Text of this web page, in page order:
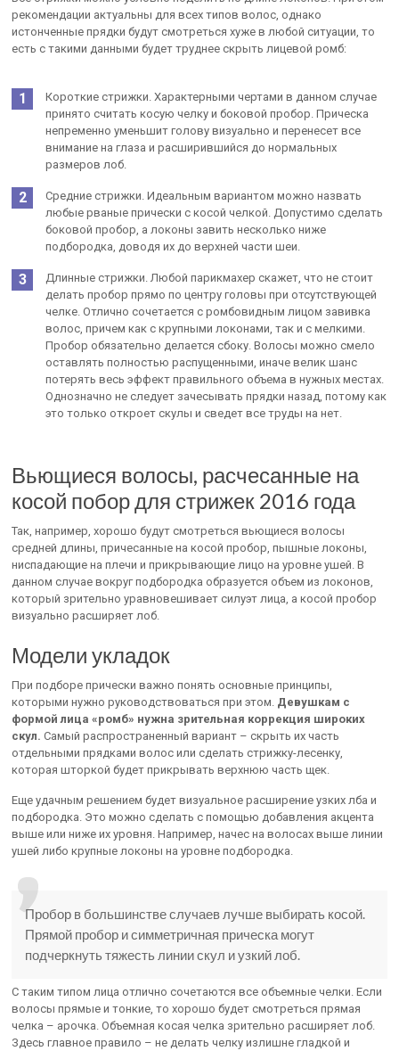
рекомендации актуальны для всех типов волос, однако
истонченные прядки будут смотреться хуже в любой ситуации, то
есть с такими данными будет труднее скрыть лицевой ромб:
Короткие стрижки. Характерными чертами в данном случае
принято считать косую челку и боковой пробор. Прическа
непременно уменьшит голову визуально и перенесет все
внимание на глаза и расширившийся до нормальных
размеров лоб.
Средние стрижки. Идеальным вариантом можно назвать
любые рваные прически с косой челкой. Допустимо сделать
боковой пробор, а локоны завить несколько ниже
подбородка, доводя их до верхней части шеи.
Длинные стрижки. Любой парикмахер скажет, что не стоит
делать пробор прямо по центру головы при отсутствующей
челке. Отлично сочетается с ромбовидным лицом завивка
волос, причем как с крупными локонами, так и с мелкими.
Пробор обязательно делается сбоку. Волосы можно смело
оставлять полностью распущенными, иначе велик шанс
потерять весь эффект правильного объема в нужных местах.
Однозначно не следует зачесывать прядки назад, потому как
это только откроет скулы и сведет все труды на нет.
Вьющиеся волосы, расчесанные на
косой побор для стрижек 2016 года
Так, например, хорошо будут смотреться вьющиеся волосы
средней длины, причесанные на косой пробор, пышные локоны,
ниспадающие на плечи и прикрывающие лицо на уровне ушей. В
данном случае вокруг подбородка образуется объем из локонов,
который зрительно уравновешивает силуэт лица, а косой пробор
визуально расширяет лоб.
Модели укладок
При подборе прически важно понять основные принципы,
которыми нужно руководствоваться при этом. Девушкам с
формой лица «ромб» нужна зрительная коррекция широких
скул. Самый распространенный вариант – скрыть их часть
отдельными прядками волос или сделать стрижку-лесенку,
которая шторкой будет прикрывать верхнюю часть щек.
Еще удачным решением будет визуальное расширение узких лба и
подбородка. Это можно сделать с помощью добавления акцента
выше или ниже их уровня. Например, начес на волосах выше линии
ушей либо крупные локоны на уровне подбородка.
Пробор в большинстве случаев лучше выбирать косой.
Прямой пробор и симметричная прическа могут
подчеркнуть тяжесть линии скул и узкий лоб.
С таким типом лица отлично сочетаются все объемные челки. Если
волосы прямые и тонкие, то хорошо будет смотреться прямая
челка – арочка. Объемная косая челка зрительно расширяет лоб.
Здесь главное правило – не делать челку излишне гладкой и